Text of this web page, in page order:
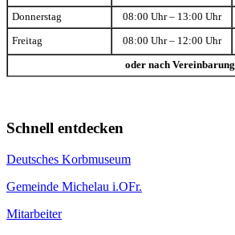
Donnerstag 08:00 Uhr – 13:00 Uhr
Freitag 08:00 Uhr – 12:00 Uhr
oder nach Vereinbarung
Schnell entdecken
Deutsches Korbmuseum
Gemeinde Michelau i.OFr.
Mitarbeiter